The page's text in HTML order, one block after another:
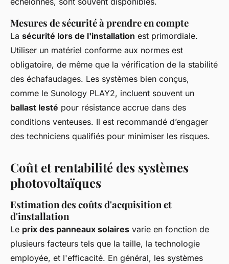
Mesures de sécurité à prendre en compte
La sécurité lors de l'installation est primordiale.
Utiliser un matériel conforme aux normes est
obligatoire, de même que la vérification de la stabilité
des échafaudages. Les systèmes bien conçus,
comme le Sunology PLAY2, incluent souvent un
ballast lesté pour résistance accrue dans des
conditions venteuses. Il est recommandé d’engager
des techniciens qualifiés pour minimiser les risques.
Coût et rentabilité des systèmes
photovoltaïques
Estimation des coûts d'acquisition et
d'installation
Le prix des panneaux solaires varie en fonction de
plusieurs facteurs tels que la taille, la technologie
employée, et l'efficacité. En général, les systèmes